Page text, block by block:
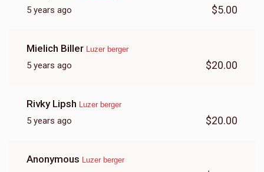
$800.00
$1,500.00
5 years ago $5.00
Mielich Biller Luzer berger
5 years ago $20.00
Rivky Lipsh Luzer berger
5 years ago $20.00
Anonymous Luzer berger